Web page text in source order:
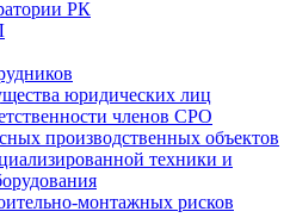
РК
юридических лиц
членов СРО
производственных объектов
техники и
монтажных рисков